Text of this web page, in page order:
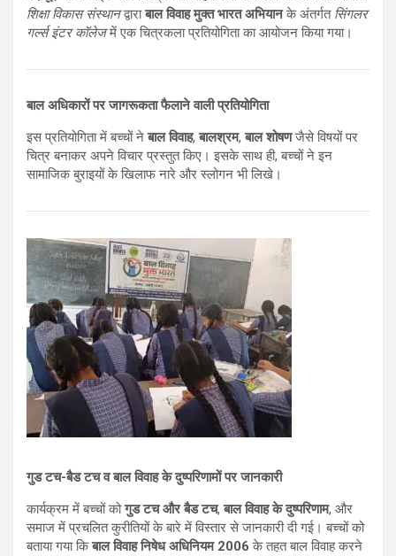
शिक्षा विकास संस्थानद्वाराबाल विवाह मुक्त भारत अभियानके अंतर्गत सिंगलर
गर्ल्स इंटर कॉलेजमें एक चित्रकला प्रतियोगिता का आयोजन किया गया।
बाल अधिकारों पर जागरूकता फैलाने वाली प्रतियोगिता
इस प्रतियोगिता में बच्चों नेबाल विवाह,बालश्रम,बाल शोषणजैसे विषयों पर
चित्र बनाकर अपने विचार प्रस्तुत किए। इसके साथ ही, बच्चों ने इन
सामाजिक बुराइयों के खिलाफ नारे और स्लोगन भी लिखे।
गुड टच-बैड टच व बाल विवाह के दुष्परिणामों पर जानकारी
कार्यक्रम में बच्चों कोगुड टच और बैड टच,बाल विवाह के दुष्परिणाम, और
समाज में प्रचलित कुरीतियों के बारे में विस्तार से जानकारी दी गई। बच्चों को
बताया गया किबाल विवाह निषेध अधिनियम 2006 के तहत बाल विवाह करने